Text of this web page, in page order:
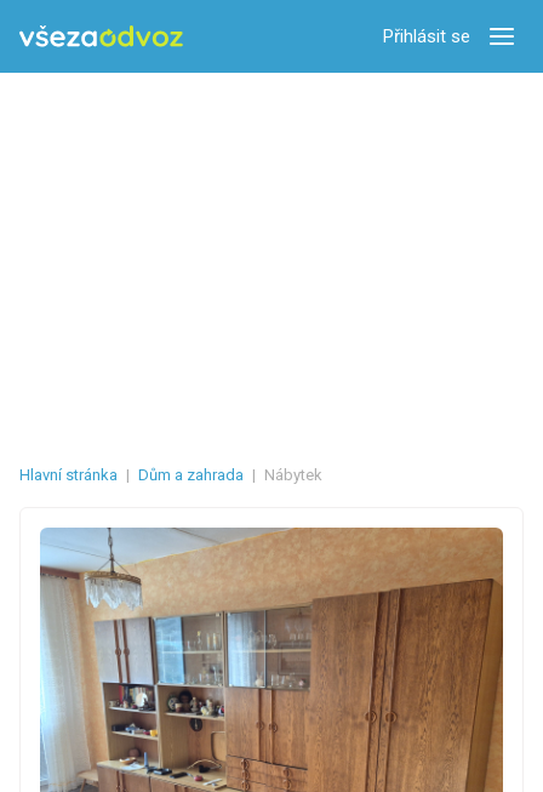
Přihlásit se
Hlavní stránka | Dům a zahrada | Nábytek